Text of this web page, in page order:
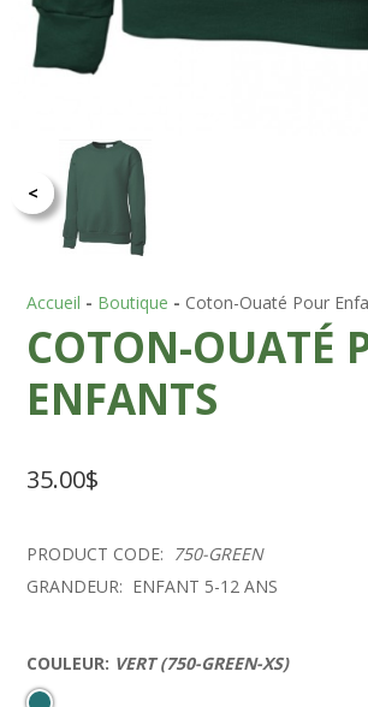
<
Accueil - Boutique - Coton-Ouaté Pour
COTON-OUATÉ
ENFANTS
35.00$
PRODUCT CODE:
750-GREEN
GRANDEUR: ENFANT 5-12 ANS
COULEUR: VERT (750-GREEN-XS)